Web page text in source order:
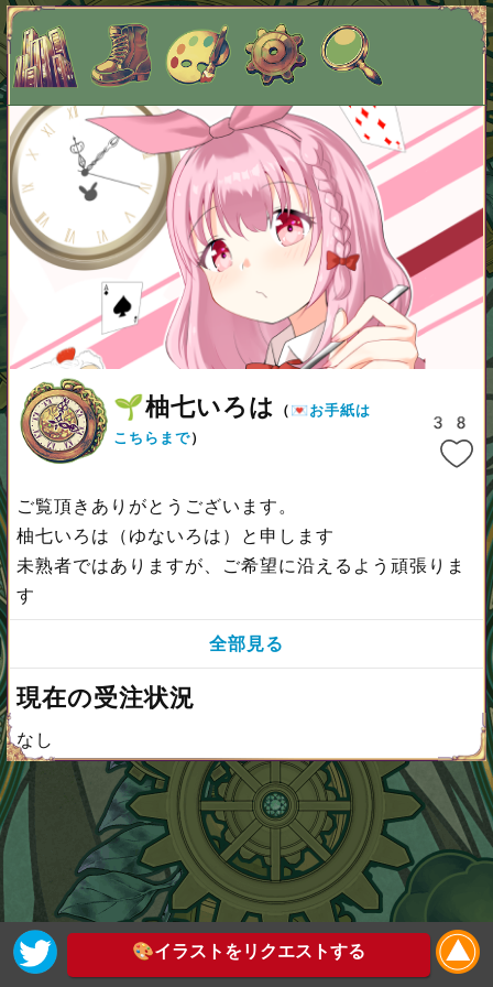
名前表示
🌱柚七いろは （ 💌お手紙は
こちらまで）
38
ご覧頂きありがとうございます。
柚七いろは（ゆないろは）と申します
未熟者ではありますが、ご希望に沿えるよう頑張りま
す
全部見る
現在の受注状況
なし
🎨イラストをリクエストする